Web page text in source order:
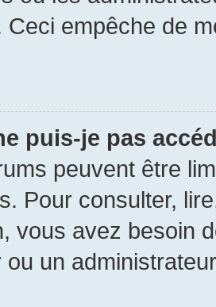
Ceci empêche de
puis-je pas
peuvent être
Pour consulter,
vous avez besoin
ou un